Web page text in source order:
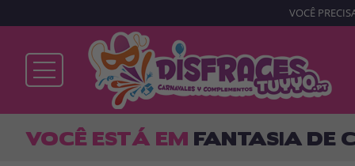
Já sou cliente
VOCÊ
VOCÊ ESTÁ EM FANTASIA DE